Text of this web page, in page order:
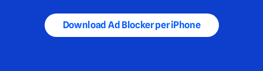
Download Ad Blocker per iPhone